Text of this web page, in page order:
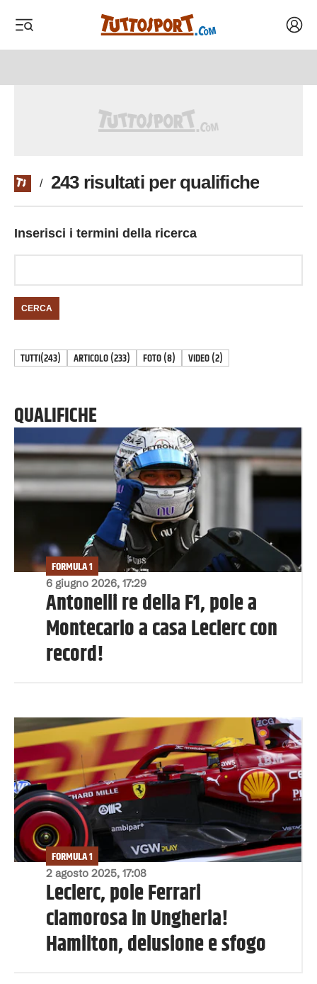
/ 243 risultati per qualifiche
Inserisci i termini della ricerca
CERCA
TUTTI(243) ARTICOLO(233) FOTO(8) VIDEO(2)
QUALIFICHE
6 giugno 2026, 17:29
FORMULA 1
Antonelli re della F1, pole a
Montecarlo a casa Leclerc con
record!
2 agosto 2025, 17:08
FORMULA 1
Leclerc, pole Ferrari
clamorosa in Ungheria!
Hamilton, delusione e sfogo